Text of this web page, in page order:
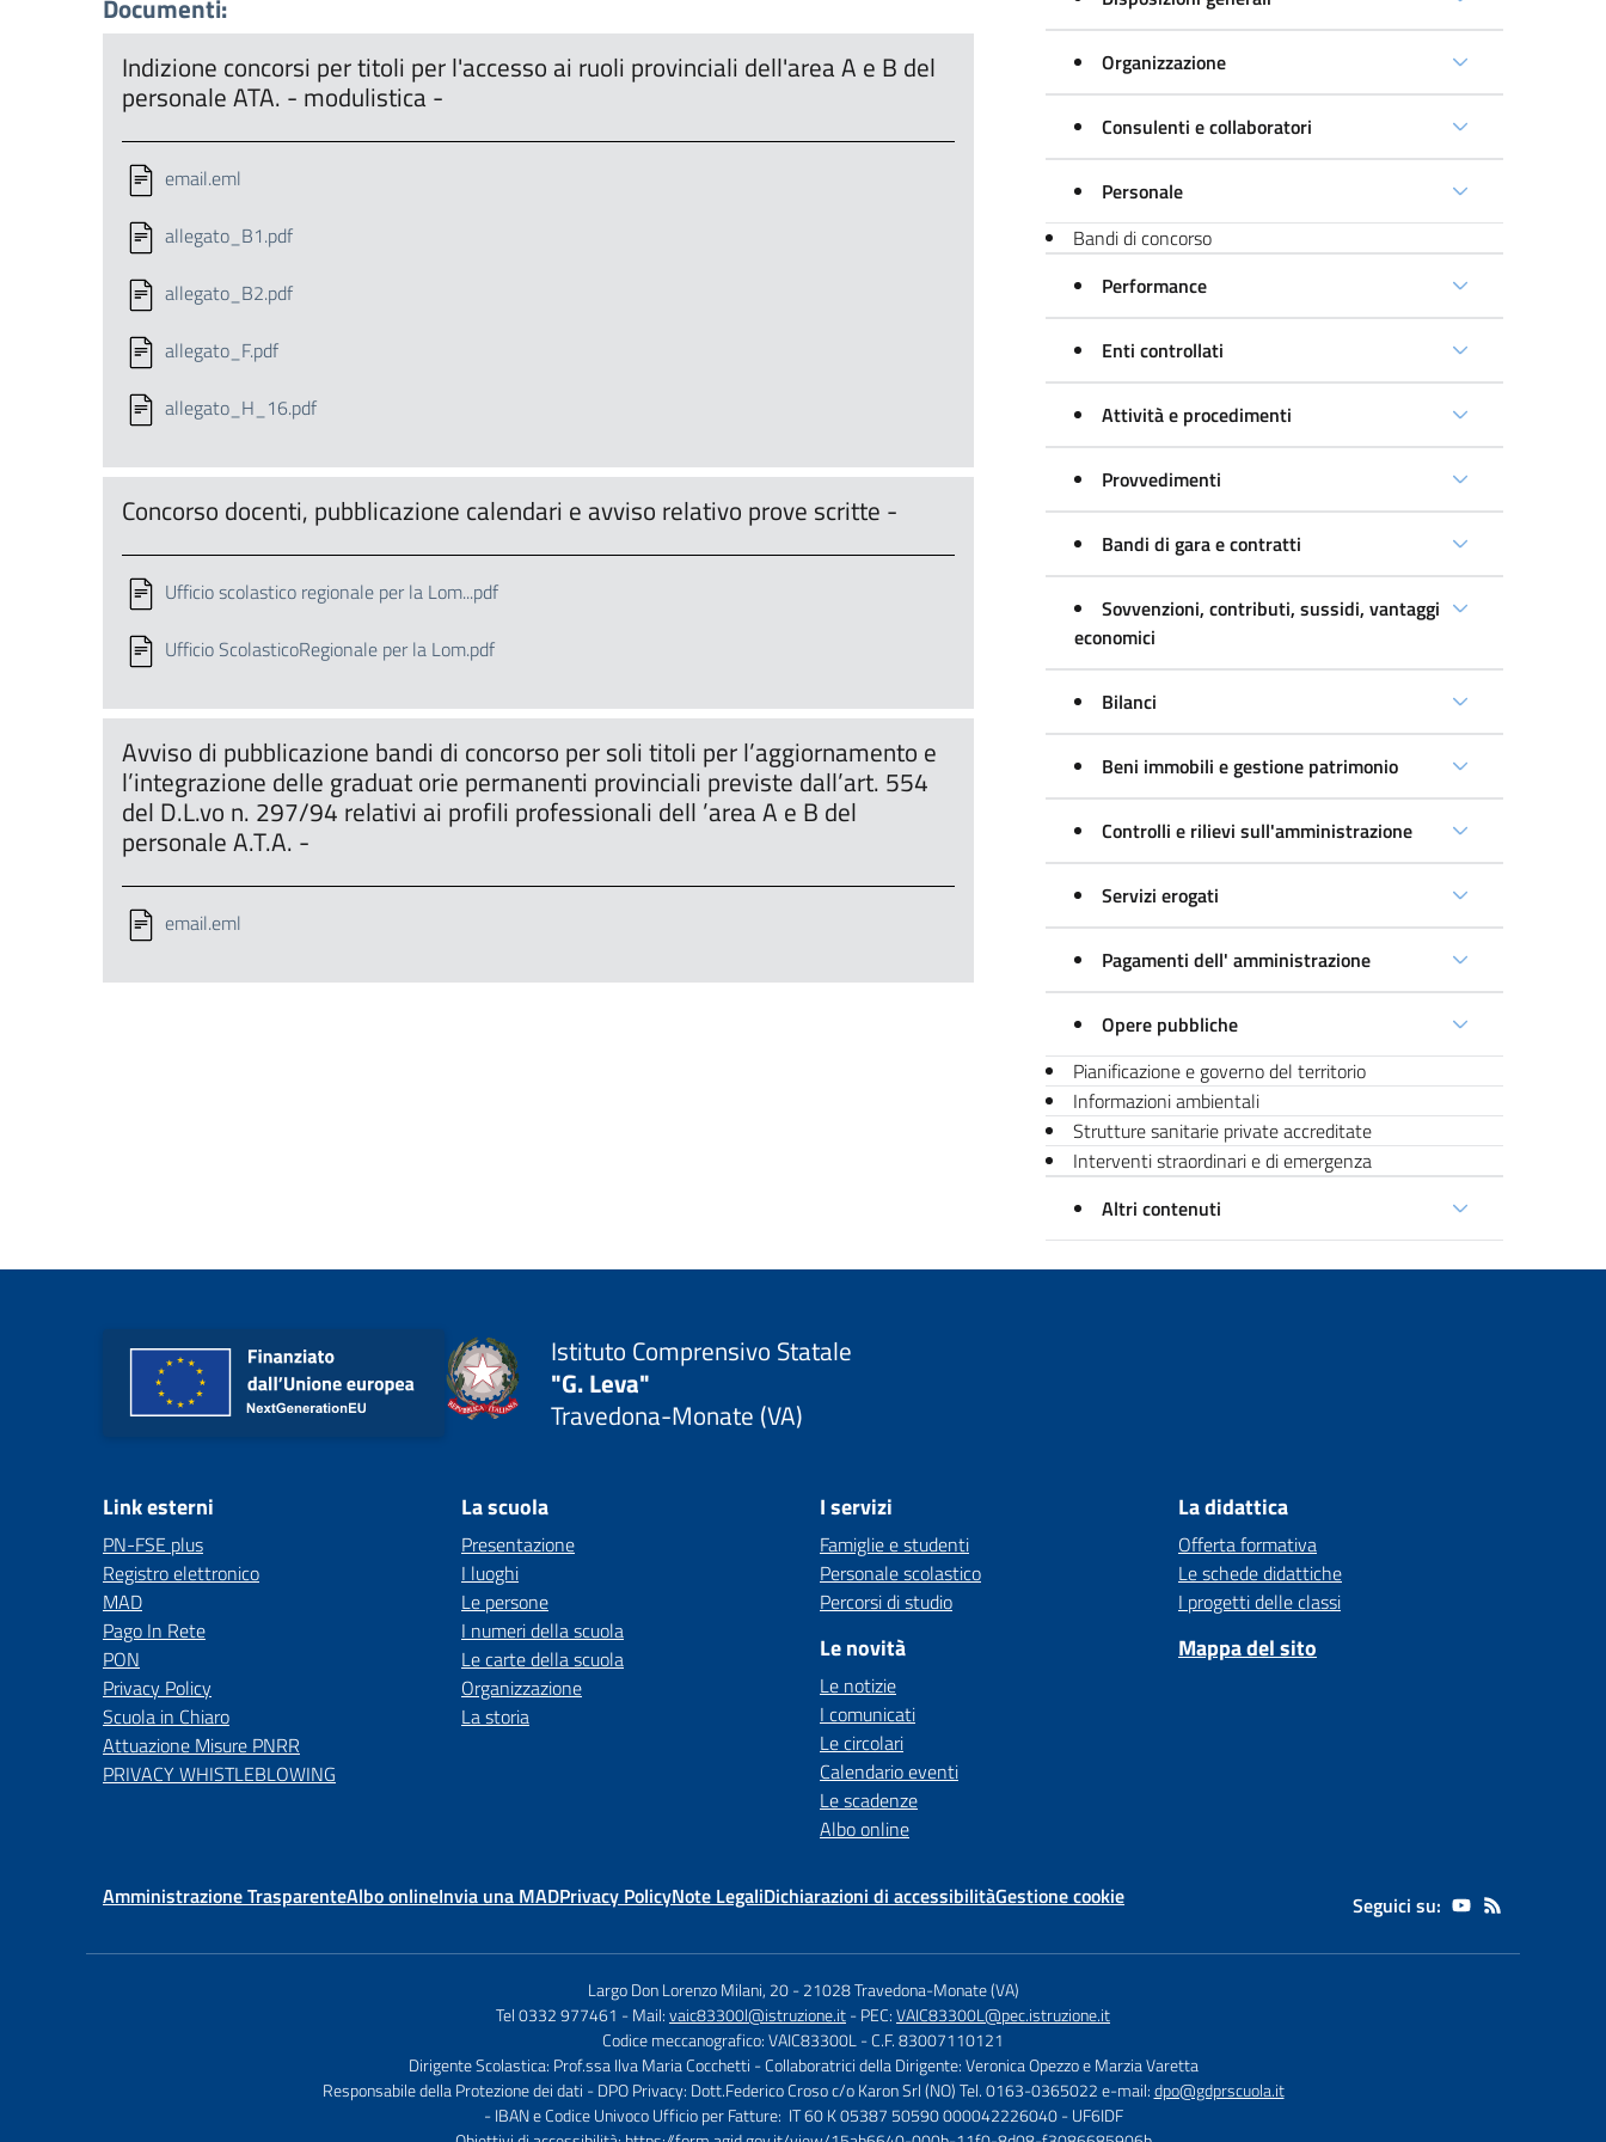
Documenti:
Indizione concorsi per titoli per l'accesso ai ruoli provinciali dell'area A e B del
personale ATA. - modulistica -
email.eml
allegato_B1.pdf
allegato_B2.pdf
allegato_F.pdf
allegato_H_16.pdf
Concorso docenti, pubblicazione calendari e avviso relativo prove scritte -
Ufficio scolastico regionale per la Lom...pdf
Ufficio ScolasticoRegionale per la Lom.pdf
Avviso di pubblicazione bandi di concorso per soli titoli per l’aggiornamento e
l’integrazione delle graduat orie permanenti provinciali previste dall’art. 554
del D.L.vo n. 297/94 relativi ai profili professionali dell ’area A e B del
personale A.T.A. -
email.eml
Organizzazione
Consulenti e collaboratori
Personale
Bandi di concorso
Performance
Enti controllati
Attività e procedimenti
Provvedimenti
Bandi di gara e contratti
Sovvenzioni, contributi, sussidi, vantaggi
economici
Bilanci
Beni immobili e gestione patrimonio
Controlli e rilievi sull'amministrazione
Servizi erogati
Pagamenti dell' amministrazione
Opere pubbliche
Pianificazione e governo del territorio
Informazioni ambientali
Strutture sanitarie private accreditate
Interventi straordinari e di emergenza
Altri contenuti
Istituto Comprensivo Statale
"G. Leva"
Travedona-Monate (VA)
Link esterni
PN-FSE plus
Registro elettronico
MAD
Pago In Rete
PON
Privacy Policy
Scuola in Chiaro
Attuazione Misure PNRR
PRIVACY WHISTLEBLOWING
La scuola
Presentazione
I luoghi
Le persone
I numeri della scuola
Le carte della scuola
Organizzazione
La storia
I servizi
Famiglie e studenti
Personale scolastico
Percorsi di studio
Le novità
Le notizie
I comunicati
Le circolari
Calendario eventi
Le scadenze
Albo online
La didattica
Offerta formativa
Le schede didattiche
I progetti delle classi
Mappa del sito
Amministrazione TrasparenteAlbo onlineInvia una MADPrivacy PolicyNote LegaliDichiarazioni di accessibilitàGestione cookie Seguici su:
Largo Don Lorenzo Milani, 20 -21028 Travedona-Monate (VA)
Tel 0332 977461 - Mail:vaic83300l@istruzione.it- PEC:VAIC83300L@pec.istruzione.it
Codice meccanografico: VAIC83300L- C.F. 83007110121
Dirigente Scolastica: Prof.ssa Ilva Maria Cocchetti - Collaboratrici della Dirigente: Veronica Opezzo e Marzia Varetta
Responsabile della Protezione dei dati - DPO Privacy: Dott.Federico Croso c/o Karon Srl (NO) Tel. 0163-0365022 e-mail:dpo@gdprscuola.it
- IBAN e Codice Univoco Ufficio per Fatture: IT 60 K 05387 50590 000042226040 - UF6IDF